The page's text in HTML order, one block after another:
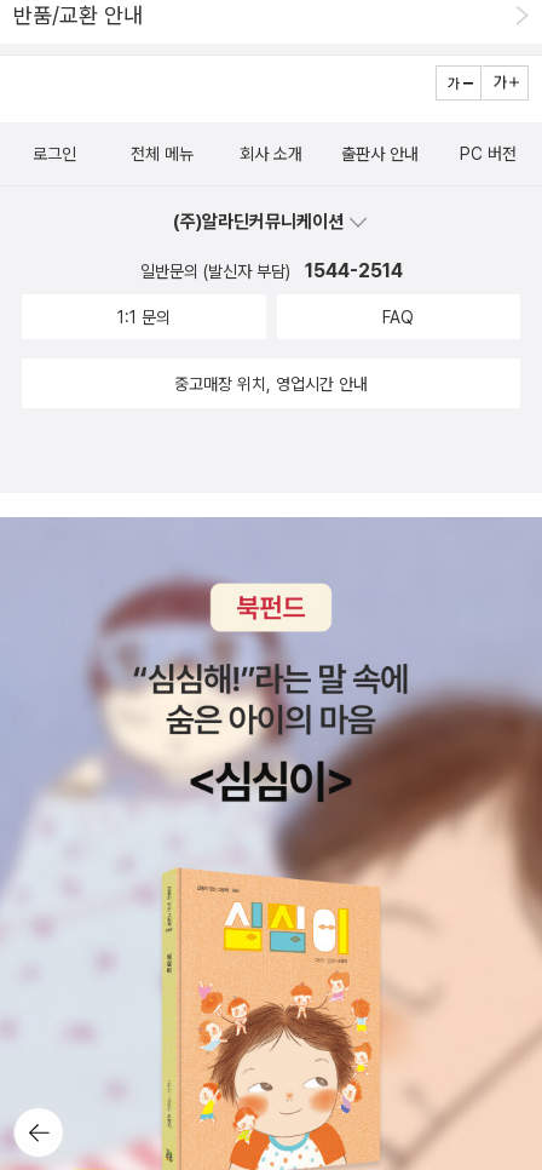
반품/교환 안내
뒤로가
기
로그인 전체 메뉴 회사 소개 출판사 안내 PC 버전
(주)알라딘커뮤니케이션
일반문의 (발신자 부담) 1544-2514
1:1 문의 FAQ
중고매장 위치, 영업시간 안내